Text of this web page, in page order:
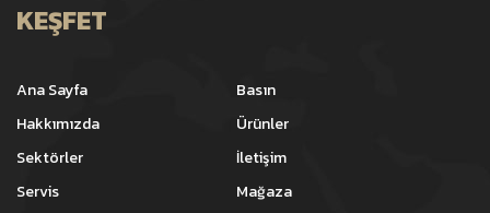
KEŞFET
Ana Sayfa
Hakkımızda
Sektörler
Servis
Basın
Ürünler
İletişim
Mağaza